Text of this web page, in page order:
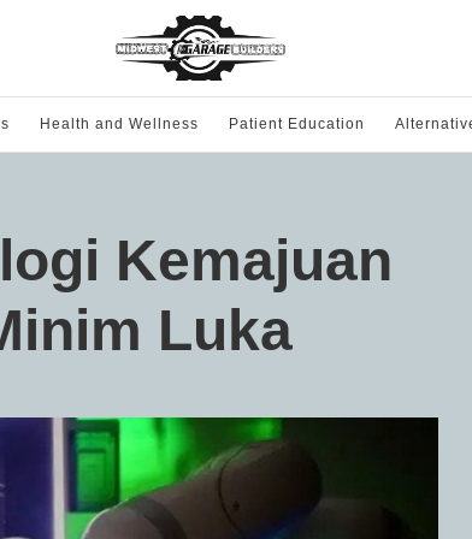
Health and Wellness Patient Education
Kemajuan
Luka